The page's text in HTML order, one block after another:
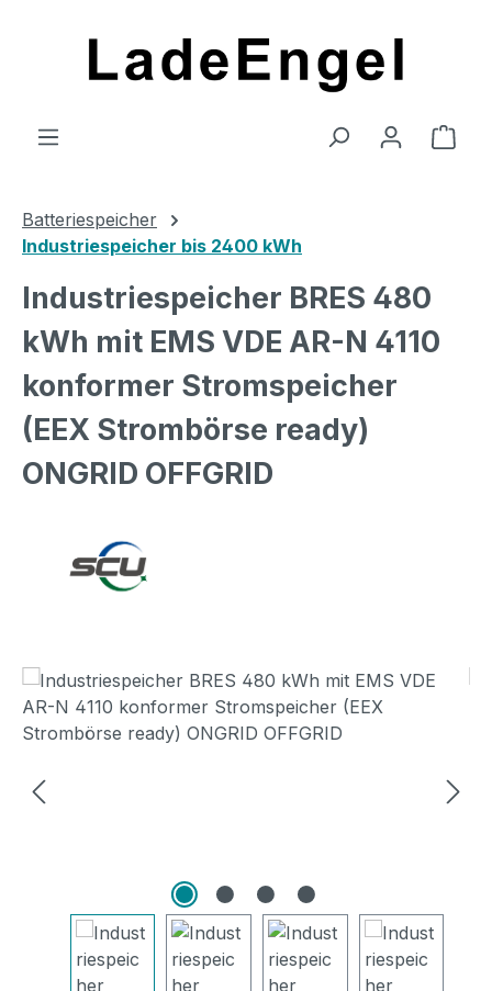
Batteriespeicher
Industriespeicher bis 2400 kWh
Industriespeicher BRES 480
kWh mit EMS VDE AR-N 4110
konformer Stromspeicher
(EEX Strombörse ready)
ONGRID OFFGRID
Bildergalerie überspringen